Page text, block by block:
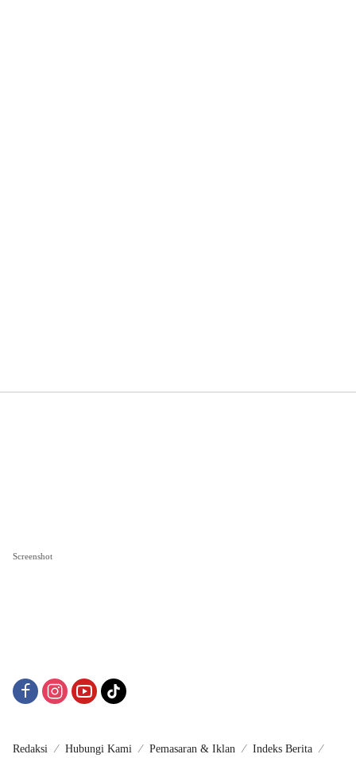
Screenshot
Redaksi Hubungi Kami Pemasaran & Iklan Indeks Berita